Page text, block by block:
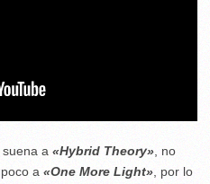
suena a «Hybrid Theory» , no
a «One More Light» , por lo